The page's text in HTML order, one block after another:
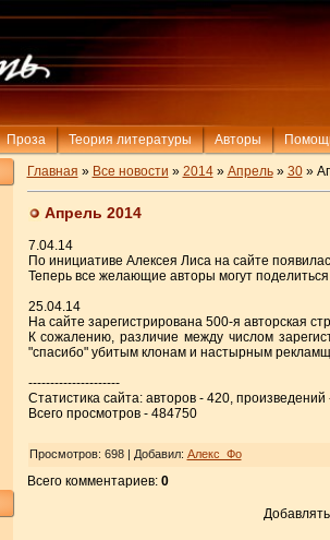
Проза Теория литературы Авторы
Главная » Все новости » 2014 » Апрель » 30»
Апрель 2014
7.04.14
По инициативе Алексея Лиса на сайте
Теперь все желающие авторы могут
25.04.14
На сайте зарегистрирована 500-я авторская
К сожалению, различие между числом
"спасибо" убитым клонам и настырным
---------------------
Статистика сайта: авторов - 420,
Всего просмотров - 484750
Просмотров: 698 | Добавил: Алекс_Фо
Всего комментариев: 0